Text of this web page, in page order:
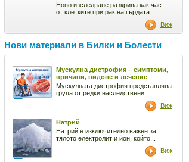
Ново изследване разкрива как част
от клетките при рак на гърдата...
Виж
Нови материали в Билки и Болести
Мускулна дистрофия – симптоми,
причини, видове и лечение
Мускулната дистрофия представлява
група от редки наследствени...
Виж
Натрий
Натрий е изключително важен за
тялото електролит и йон, който...
Виж